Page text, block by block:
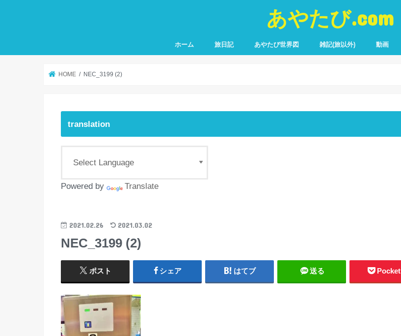
あやたび.com
ホーム 旅日記 あやたび世界図 雑記(旅以外) 動画
HOME NEC_3199 (2)
translation
Powered by Translate
2021.02.26 2021.03.02
NEC_3199 (2)
ポスト シェア はてブ 送る Pocket